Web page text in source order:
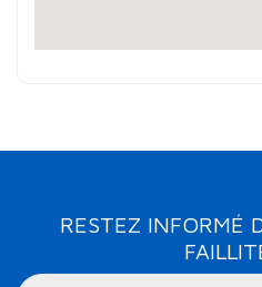
RESTEZ INFORMÉ